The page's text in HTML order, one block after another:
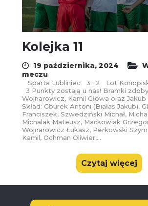
Kolejka 11
19 października, 2024
meczu
Sparta Lubliniec 3 : 2 Lot
3 Punkty zostają u nas! Bramki
Wojnarowicz, Kamil Głowa oraz Jakub
Skład: Gburek Antoni (Białas Jakub),
Franciszek, Szwedziński Michał,
Michalak Mateusz, Maćkowiak
Wojnarowicz Łukasz, Perkowski
Kamil, Ochman Oliwier,...
Czytaj więcej